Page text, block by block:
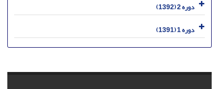
دوره 2 (1392)
دوره 1 (1391)